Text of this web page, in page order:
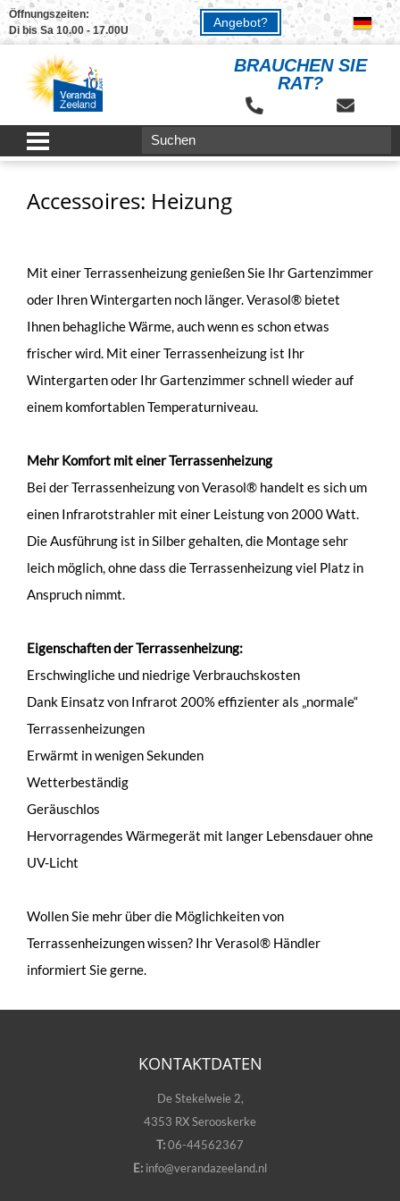
Öffnungszeiten:
Di bis Sa 10.00 - 17.00U
Angebot?
BRAUCHEN SIE
RAT?
Accessoires: Heizung
Mit einer Terrassenheizung genießen Sie Ihr Gartenzimmer
oder Ihren Wintergarten noch länger. Verasol® bietet
Ihnen behagliche Wärme, auch wenn es schon etwas
frischer wird. Mit einer Terrassenheizung ist Ihr
Wintergarten oder Ihr Gartenzimmer schnell wieder auf
einem komfortablen Temperaturniveau.
Mehr Komfort mit einer Terrassenheizung
Bei der Terrassenheizung von Verasol® handelt es sich um
einen Infrarotstrahler mit einer Leistung von 2000 Watt.
Die Ausführung ist in Silber gehalten, die Montage sehr
leich möglich, ohne dass die Terrassenheizung viel Platz in
Anspruch nimmt.
Eigenschaften der Terrassenheizung:
Erschwingliche und niedrige Verbrauchskosten
Dank Einsatz von Infrarot 200% effizienter als „normale“
Terrassenheizungen
Erwärmt in wenigen Sekunden
Wetterbeständig
Geräuschlos
Hervorragendes Wärmegerät mit langer Lebensdauer ohne
UV-Licht
Wollen Sie mehr über die Möglichkeiten von
Terrassenheizungen wissen? Ihr Verasol® Händler
informiert Sie gerne.
KONTAKTDATEN
De Stekelweie 2,
4353 RX Serooskerke
T:06-44562367
E: info@verandazeeland.nl